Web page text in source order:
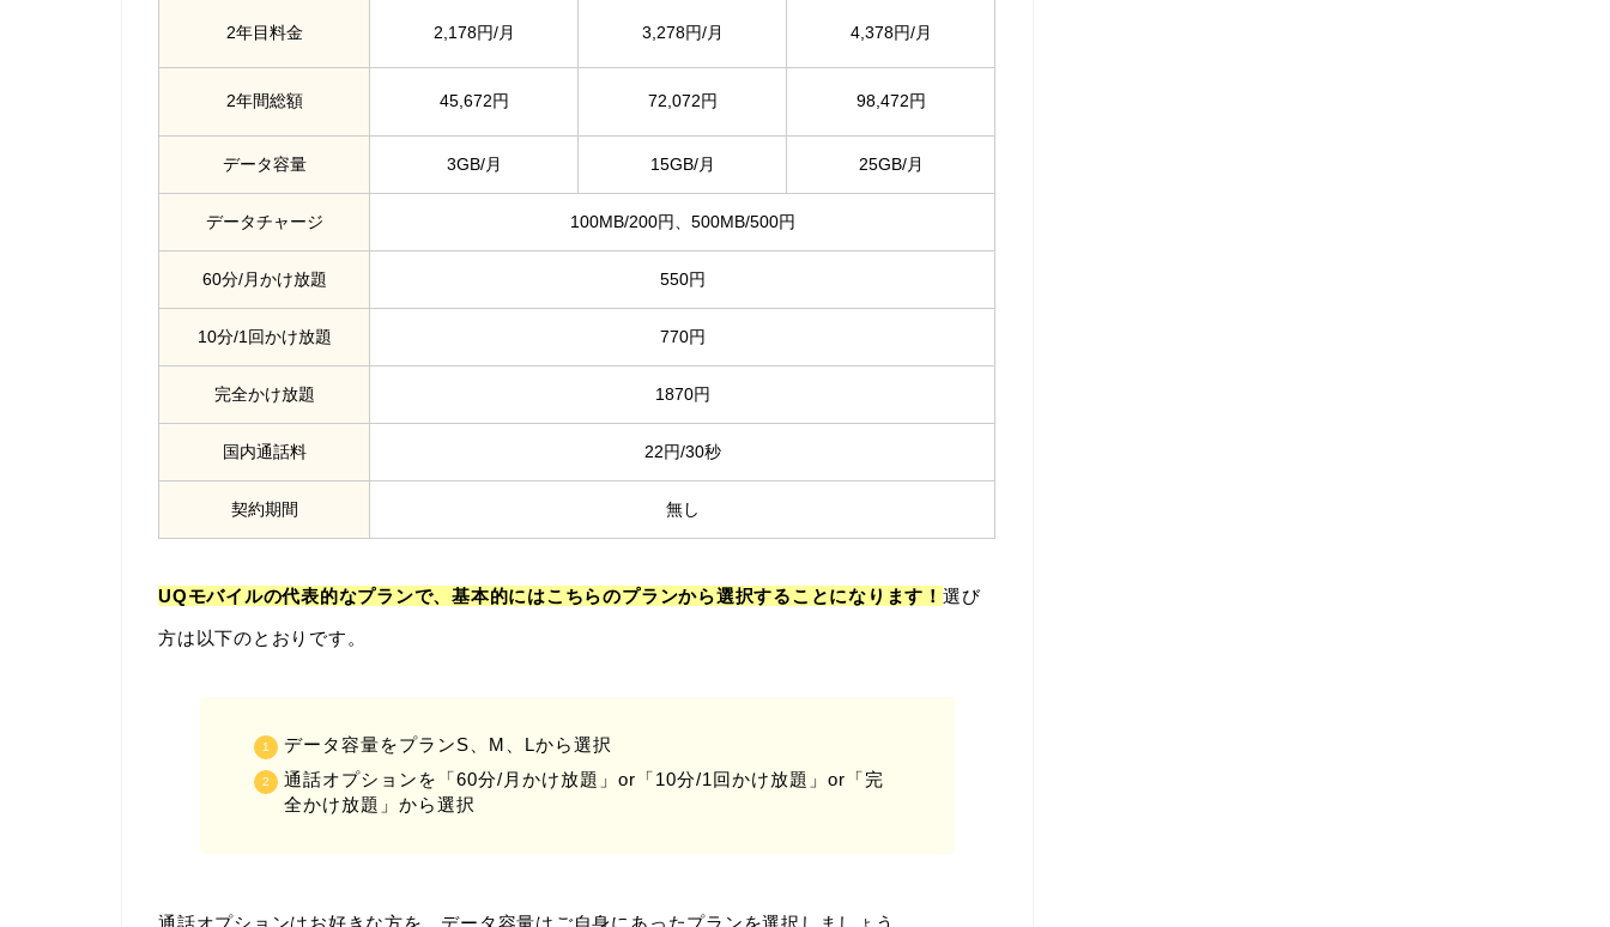
2年目料金 2,178円/月 3,278円/月 4,378円/月
2年間総額 45,672円 72,072円 98,472円
データ容量 3GB/月 15GB/月 25GB/月
データチャージ 100MB/200円、500MB/500円
60分/月かけ放題 550円
10分/1回かけ放題 770円
完全かけ放題 1870円
国内通話料 22円/30秒
契約期間 無し
UQモバイルの代表的なプランで、基本的にはこちらのプランから選択することになります！ 選び
方は以下のとおりです。
データ容量をプランS、M、Lから選択
通話オプションを「60分/月かけ放題」or「10分/1回かけ放題」or「完
全かけ放題」から選択
通話オプションはお好きな方を、データ容量はご自身にあったプランを選択しましょう。